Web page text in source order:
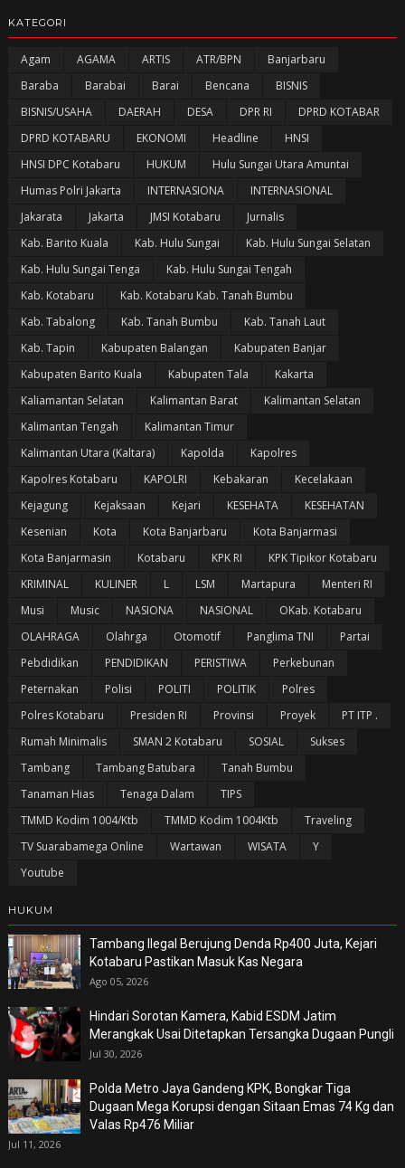
KATEGORI
Agam AGAMA ARTIS ATR/BPN
Banjarbaru
Baraba
Barabai Barai Bencana
BISNIS
BISNIS/USAHA
DAERAH DESA DPR RI
DPRD KOTABAR
DPRD KOTABARU
EKONOMI Headline
HNSI
HNSI DPC Kotabaru
HUKUM
Hulu Sungai Utara Amuntai
Humas Polri Jakarta
INTERNASIONA
INTERNASIONAL
Jakarata
Jakarta JMSI Kotabaru
Jurnalis
Kab. Barito Kuala
Kab. Hulu Sungai
Kab. Hulu Sungai Selatan
Kab. Hulu Sungai Tenga
Kab. Hulu Sungai Tengah
Kab. Kotabaru
Kab. Kotabaru Kab. Tanah Bumbu
Kab. Tabalong
Kab. Tanah Bumbu
Kab. Tanah Laut
Kab. Tapin
Kabupaten Balangan
Kabupaten Banjar
Kabupaten Barito Kuala
Kabupaten Tala
Kakarta
Kaliamantan Selatan
Kalimantan Barat
Kalimantan Selatan
Kalimantan Tengah
Kalimantan Timur
Kalimantan Utara (Kaltara)
Kapolda
Kapolres
Kapolres Kotabaru
KAPOLRI Kebakaran
Kecelakaan
Kejagung
Kejaksaan Kejari KESEHATA
KESEHATAN
Kesenian
Kota Kota Banjarbaru
Kota Banjarmasi
Kota Banjarmasin
Kotabaru KPK RI
KPK Tipikor Kotabaru
KRIMINAL
KULINER L LSM Martapura
Menteri RI
Musi
Music NASIONA NASIONAL
OKab. Kotabaru
OLAHRAGA
Olahrga Otomotif Panglima TNI
Partai
Pebdidikan
PENDIDIKAN PERISTIWA
Perkebunan
Peternakan
Polisi POLITI POLITIK
Polres
Polres Kotabaru
Presiden RI Provinsi Proyek
PT ITP .
Rumah Minimalis
SMAN 2 Kotabaru SOSIAL
Sukses
Tambang
Tambang Batubara
Tanah Bumbu
Tanaman Hias
Tenaga Dalam
TIPS
TMMD Kodim 1004/Ktb
TMMD Kodim 1004Ktb
Traveling
TV Suarabamega Online
Wartawan WISATA
Y
Youtube
HUKUM
Tambang Ilegal Berujung Denda Rp400 Juta, Kejari
Kotabaru Pastikan Masuk Kas Negara
Ago 05, 2026
Hindari Sorotan Kamera, Kabid ESDM Jatim
Merangkak Usai Ditetapkan Tersangka Dugaan Pungli
Jul 30, 2026
Polda Metro Jaya Gandeng KPK, Bongkar Tiga
Dugaan Mega Korupsi dengan Sitaan Emas 74 Kg dan
Valas Rp476 Miliar
Jul 11, 2026